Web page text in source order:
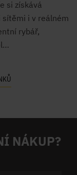
si získává
i v reálném
rybář,
NÁKUP?